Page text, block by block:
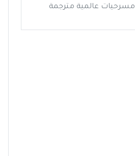
مسرحيات عالمية مترجمة